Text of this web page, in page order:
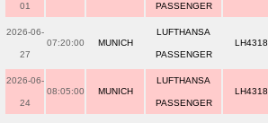
01 PASSENGER
2026-06-
27
07:20:00 MUNICH
LUFTHANSA
PASSENGER
LH4318
2026-06-
24
08:05:00 MUNICH
LUFTHANSA
PASSENGER
LH4318